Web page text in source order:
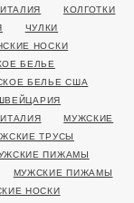
КОЛГОТКИ
ЧУЛКИ
НОСКИ
БЕЛЬЕ
БЕЛЬЕ США
МУЖСКИЕ
ТРУСЫ
ПИЖАМЫ
МУЖСКИЕ ПИЖАМЫ
НОСКИ